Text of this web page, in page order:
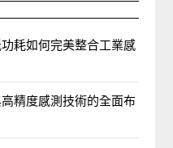
耗如何完美整合工業感
精度感測技術的全面布